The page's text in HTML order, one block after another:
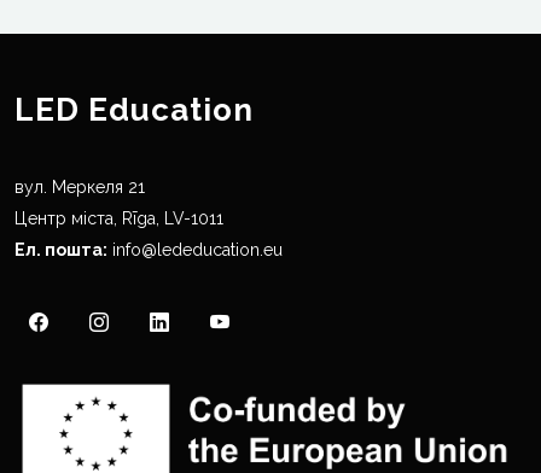
LED Education
вул. Меркеля 21
Центр міста, Rīga, LV-1011
Ел. пошта: info@lededucation.eu